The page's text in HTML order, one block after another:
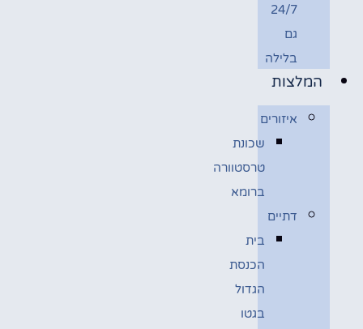
24/7
גם
בלילה
המלצות
איזורים
שכונת
טרסטוורה
ברומא
דתיים
בית
הכנסת
הגדול
בגטו